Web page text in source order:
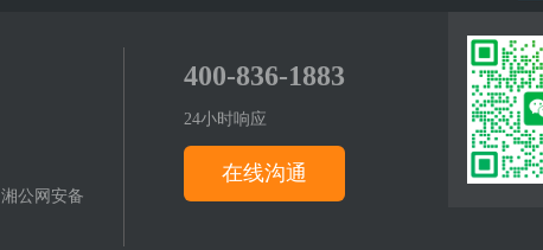
湘公网安备
400-836-1883
24小时响应
在线沟通